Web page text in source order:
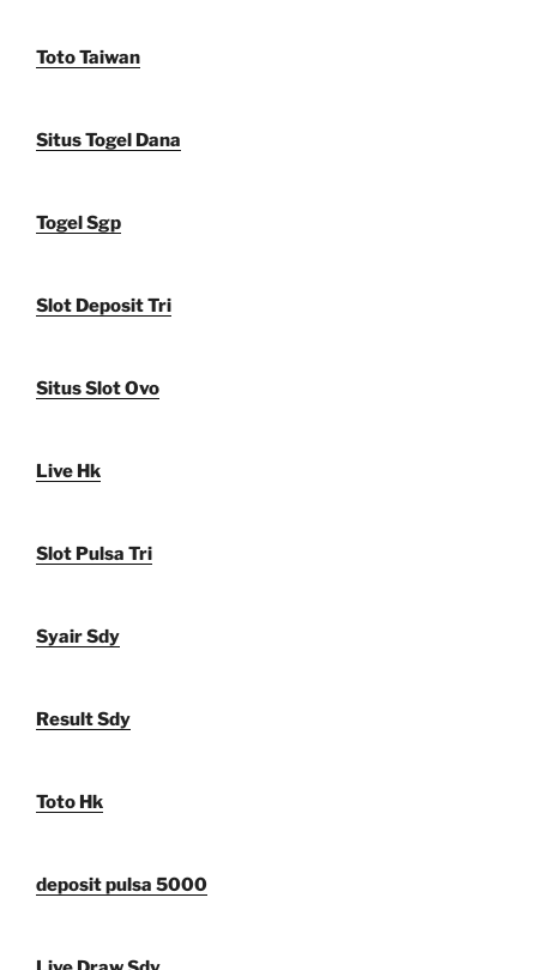
Toto Taiwan
Situs Togel Dana
Togel Sgp
Slot Deposit Tri
Situs Slot Ovo
Live Hk
Slot Pulsa Tri
Syair Sdy
Result Sdy
Toto Hk
deposit pulsa 5000